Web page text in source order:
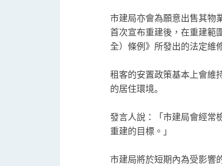
市建局亦會為願意出售其物
首次宣布重建後，在重建範
全）條例》所發出的法定維
租客的安置政策基本上會維
的居住環境｡
發言人說：「市建局會經常
重建的目標。」
市建局將於短期內為受影響